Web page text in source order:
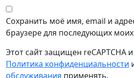
Сохранить моё имя, email и
браузере для последующих
Этот сайт защищен reCAPTCHA
Политика конфиденциальности
обслуживания применять.